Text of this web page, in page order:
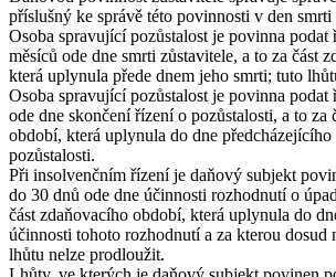
příslušný ke správě této povinnosti v den smrti
Osoba spravující pozůstalost je povinna podat
měsíců ode dne smrti zůstavitele, a to za část
která uplynula přede dnem jeho smrti; tuto
Osoba spravující pozůstalost je povinna podat
ode dne skončení řízení o pozůstalosti, a to za
období, která uplynula do dne
pozůstalosti.
Při insolvenčním řízení je daňový subjekt
do 30 dnů ode dne účinnosti rozhodnutí o
část zdaňovacího období, která uplynula do
účinnosti tohoto rozhodnutí a za kterou dosud
lhůtu nelze prodloužit.